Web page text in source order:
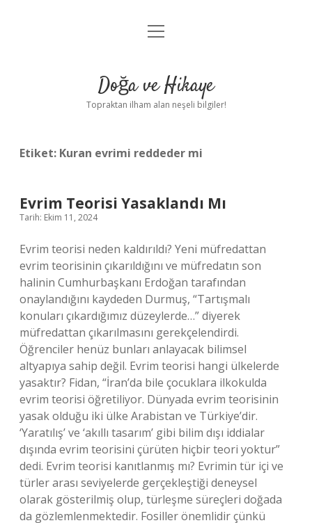
Anasayfa
Yasal Uyarı
menüyü
Doğa ve Hikaye
Topraktan ilham alan neşeli bilgiler!
Etiket: Kuran evrimi reddeder mi
Evrim Teorisi Yasaklandı Mı
Tarih: Ekim 11, 2024
Evrim teorisi neden kaldırıldı? Yeni müfredattan
evrim teorisinin çıkarıldığını ve müfredatın son
halinin Cumhurbaşkanı Erdoğan tarafından
onaylandığını kaydeden Durmuş, “Tartışmalı
konuları çıkardığımız düzeylerde…” diyerek
müfredattan çıkarılmasını gerekçelendirdi.
Öğrenciler henüz bunları anlayacak bilimsel
altyapıya sahip değil. Evrim teorisi hangi ülkelerde
yasaktır? Fidan, “İran’da bile çocuklara ilkokulda
evrim teorisi öğretiliyor. Dünyada evrim teorisinin
yasak olduğu iki ülke Arabistan ve Türkiye’dir.
‘Yaratılış’ ve ‘akıllı tasarım’ gibi bilim dışı iddialar
dışında evrim teorisini çürüten hiçbir teori yoktur”
dedi. Evrim teorisi kanıtlanmış mı? Evrimin tür içi ve
türler arası seviyelerde gerçekleştiği deneysel
olarak gösterilmiş olup, türleşme süreçleri doğada
da gözlemlenmektedir. Fosiller önemlidir çünkü